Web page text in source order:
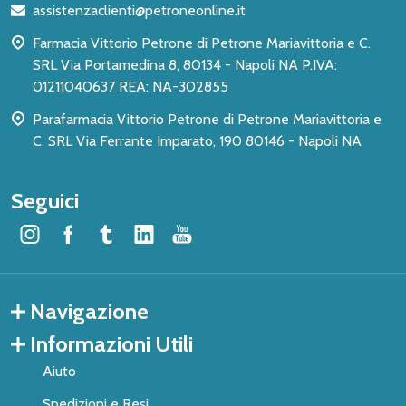
pagina
assistenzaclienti@petroneonline.it
Farmacia Vittorio Petrone di Petrone Mariavittoria e C.
SRL Via Portamedina 8, 80134 - Napoli NA P.IVA:
01211040637 REA: NA-302855
Parafarmacia Vittorio Petrone di Petrone Mariavittoria e
C. SRL Via Ferrante Imparato, 190 80146 - Napoli NA
Seguici
Navigazione
Informazioni Utili
Aiuto